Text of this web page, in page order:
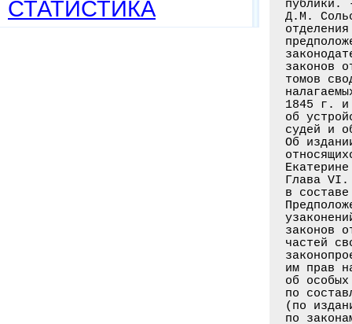
СТАТИСТИКА
публики.
Д.М.
законов
томов
1845 г. и
об
судей и
Об
Глава VI.
в
законов
частей
им прав
об
по
(по
по